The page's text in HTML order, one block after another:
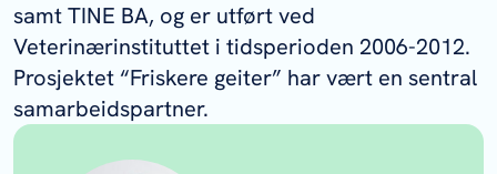
samt TINE BA, og er utført ved
Veterinærinstituttet i tidsperioden 2006-2012.
Prosjektet “Friskere geiter” har vært en sentral
samarbeidspartner.